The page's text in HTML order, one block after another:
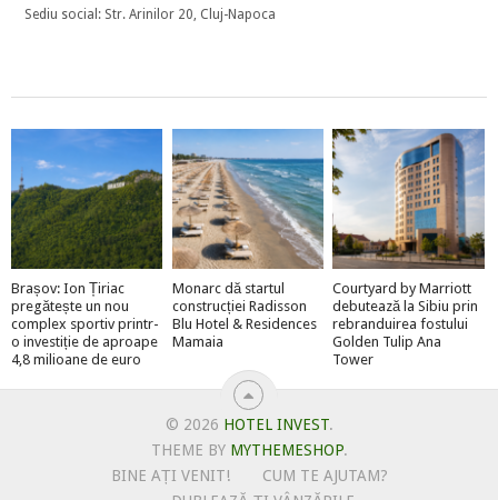
Sediu social: Str. Arinilor 20, Cluj-Napoca
Brașov: Ion Țiriac
pregătește un nou
complex sportiv printr-
o investiție de aproape
4,8 milioane de euro
Monarc dă startul
construcției Radisson
Blu Hotel & Residences
Mamaia
Courtyard by Marriott
debutează la Sibiu prin
rebranduirea fostului
Golden Tulip Ana
Tower
© 2026 HOTEL INVEST.
THEME BY MYTHEMESHOP.
BINE AȚI VENIT!
CUM TE AJUTAM?